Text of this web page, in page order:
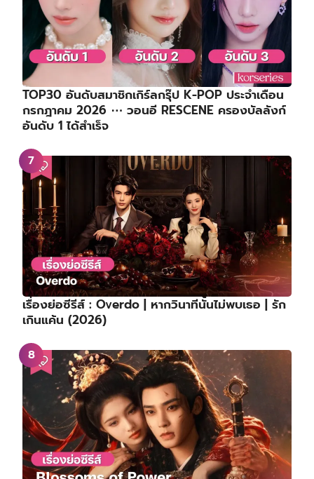
TOP30 อันดับสมาชิกเกิร์ลกรุ๊ป K-POP ประจำเดือน
กรกฎาคม 2026 ⋯ วอนอี RESCENE ครองบัลลังก์
อันดับ 1 ได้สำเร็จ
เรื่องย่อซีรีส์ : Overdo | หากวินาทีนั้นไม่พบเธอ | รัก
เกินแค้น (2026)